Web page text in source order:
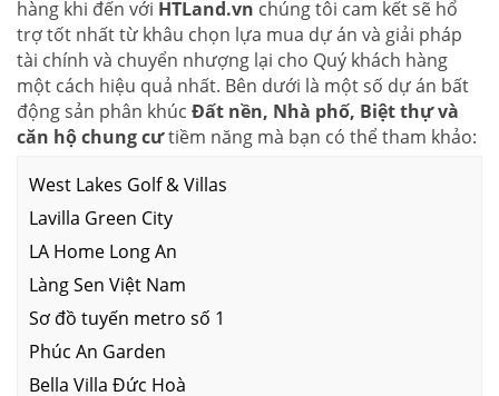
hàng khi đến với HTLand.vn chúng tôi cam kết sẽ hổ
trợ tốt nhất từ khâu chọn lựa mua dự án và giải pháp
tài chính và chuyển nhượng lại cho Quý khách hàng
một cách hiệu quả nhất. Bên dưới là một số dự án bất
động sản phân khúc Đất nền, Nhà phố, Biệt thự và
căn hộ chung cưtiềm năng mà bạn có thể tham khảo:
West Lakes Golf & Villas
Lavilla Green City
LA Home Long An
Làng Sen Việt Nam
Sơ đồ tuyến metro số 1
Phúc An Garden
Bella Villa Đức Hoà